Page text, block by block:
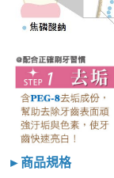
►商品規格